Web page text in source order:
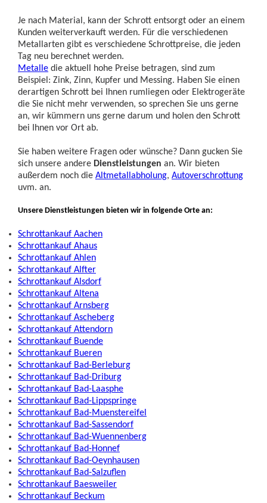
Je nach Material, kann der Schrott entsorgt oder an einem
Kunden weiterverkauft werden. Für die verschiedenen
Metallarten gibt es verschiedene Schrottpreise, die jeden
Tag neu berechnet werden.
Metalle die aktuell hohe Preise betragen, sind zum
Beispiel: Zink, Zinn, Kupfer und Messing. Haben Sie einen
derartigen Schrott bei Ihnen rumliegen oder Elektrogeräte
die Sie nicht mehr verwenden, so sprechen Sie uns gerne
an, wir kümmern uns gerne darum und holen den Schrott
bei Ihnen vor Ort ab.
Sie haben weitere Fragen oder wünsche? Dann gucken Sie
sich unsere andere Dienstleistungen an. Wir bieten
außerdem noch die Altmetallabholung, Autoverschrottung
uvm. an.
Unsere Dienstleistungen bieten wir in folgende Orte an:
Schrottankauf Aachen
Schrottankauf Ahaus
Schrottankauf Ahlen
Schrottankauf Alfter
Schrottankauf Alsdorf
Schrottankauf Altena
Schrottankauf Arnsberg
Schrottankauf Ascheberg
Schrottankauf Attendorn
Schrottankauf Buende
Schrottankauf Bueren
Schrottankauf Bad-Berleburg
Schrottankauf Bad-Driburg
Schrottankauf Bad-Laasphe
Schrottankauf Bad-Lippspringe
Schrottankauf Bad-Muenstereifel
Schrottankauf Bad-Sassendorf
Schrottankauf Bad-Wuennenberg
Schrottankauf Bad-Honnef
Schrottankauf Bad-Oeynhausen
Schrottankauf Bad-Salzuflen
Schrottankauf Baesweiler
Schrottankauf Beckum